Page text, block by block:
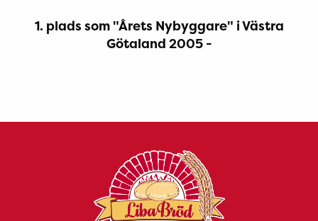
1. plads som "Årets Nybyggare" i Västra
Götaland 2005 -